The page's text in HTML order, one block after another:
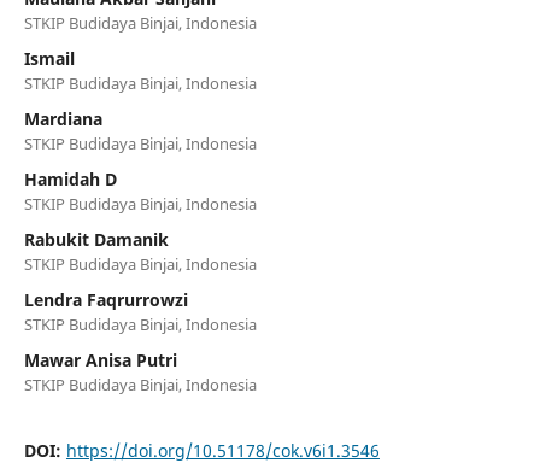
STKIP Budidaya Binjai, Indonesia
Ismail
STKIP Budidaya Binjai, Indonesia
Mardiana
STKIP Budidaya Binjai, Indonesia
Hamidah D
STKIP Budidaya Binjai, Indonesia
Rabukit Damanik
STKIP Budidaya Binjai, Indonesia
Lendra Faqrurrowzi
STKIP Budidaya Binjai, Indonesia
Mawar Anisa Putri
STKIP Budidaya Binjai, Indonesia
DOI: https://doi.org/10.51178/cok.v6i1.3546